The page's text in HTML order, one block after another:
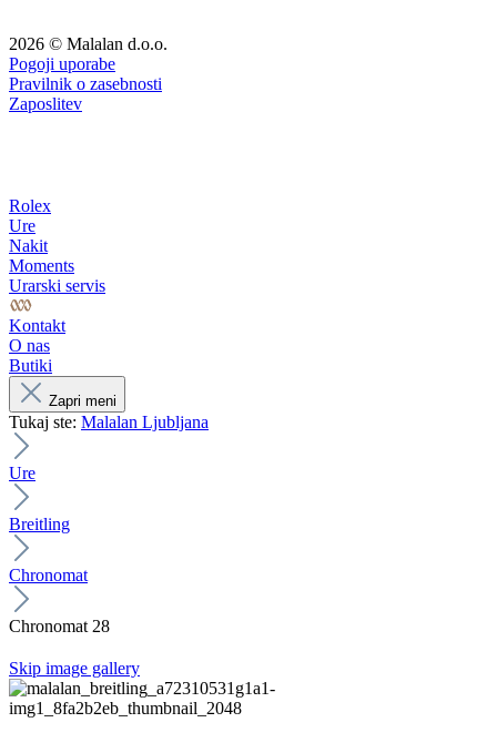
2026 © Malalan d.o.o.
Pogoji uporabe
Pravilnik o zasebnosti
Zaposlitev
Rolex
Ure
Nakit
Moments
Urarski servis
Kontakt
O nas
Butiki
Zapri meni
Tukaj ste: Malalan Ljubljana
Ure
Breitling
Chronomat
Chronomat 28
Skip image gallery